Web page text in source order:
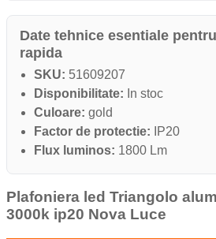
Date tehnice esentiale
rapida
SKU: 51609207
Disponibilitate: In stoc
Culoare: gold
Factor de protectie: IP20
Flux luminos: 1800 Lm
Plafoniera led Triangolo
3000k ip20 Nova Luce